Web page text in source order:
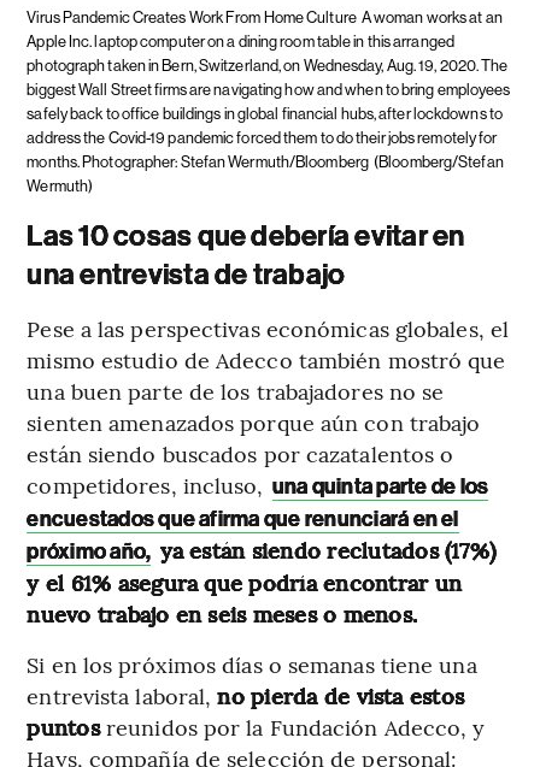
Virus Pandemic Creates Work From Home Culture A woman works at an
Apple Inc. laptop computer on a dining room table in this arranged
photograph taken in Bern, Switzerland, on Wednesday, Aug. 19, 2020. The
biggest Wall Street firms are navigating how and when to bring employees
safely back to office buildings in global financial hubs, after lockdowns to
address the Covid-19 pandemic forced them to do their jobs remotely for
months. Photographer: Stefan Wermuth/Bloomberg (Bloomberg/Stefan
Wermuth)
Las 10 cosas que debería evitar en
una entrevista de trabajo
Pese a las perspectivas económicas globales, el
mismo estudio de Adecco también mostró que
una buen parte de los trabajadores no se
sienten amenazados porque aún con trabajo
están siendo buscados por cazatalentos o
competidores, incluso, una quinta parte de los
encuestados que afirma que renunciará en el
próximo año, ya están siendo reclutados (17%)
y el 61% asegura que podría encontrar un
nuevo trabajo en seis meses o menos.
Si en los próximos días o semanas tiene una
entrevista laboral,no pierda de vista estos
puntosreunidos por la Fundación Adecco, y
Hays, compañía de selección de personal: